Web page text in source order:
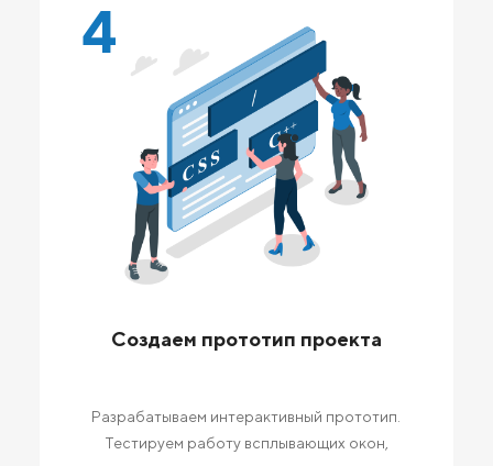
4
Создаем прототип проекта
Разрабатываем интерактивный прототип.
Тестируем работу всплывающих окон,